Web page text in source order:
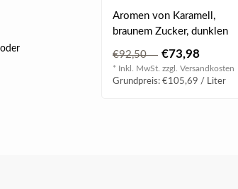
Aromen von Karamell,
braunem Zucker, dunklen
unterschiedlichen Gew..
€92,50 €73,98
* Inkl. MwSt. zzgl. Versandkosten
Grundpreis: €105,69 / Liter